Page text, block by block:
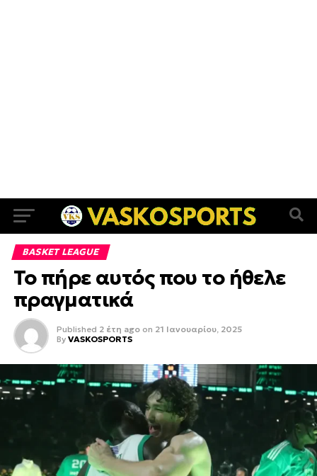
BASKET LEAGUE
Το πήρε αυτός που το ήθελε
πραγματικά
Published 2 έτη ago on 21 Ιανουαρίου, 2025
By VASKOSPORTS